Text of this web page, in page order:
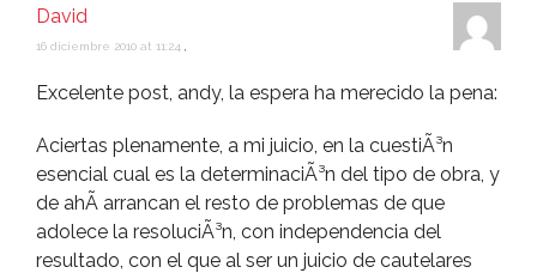
David
16 diciembre 2010 at 11:24
Excelente post, andy, la espera ha merecido la pena:
Aciertas plenamente, a mi juicio, en la cuestiÃ³n
esencial cual es la determinaciÃ³n del tipo de obra, y
de ahÃ­ arrancan el resto de problemas de que
adolece la resoluciÃ³n, con independencia del
resultado, con el que al ser un juicio de cautelares